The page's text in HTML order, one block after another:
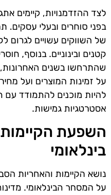
לצד ההזדמנויות, קיימים
בפני סוחרים ובעלי עסקים.
של השווקים עשויים לגרום
קטנים ובינוניים. בנוסף,
שהתרחשו בשנים האחרונות,
על זמינות המוצרים ועל
להיות מוכנים להתמודד עם
אסטרטגיות גמישות.
השפעת
בינלאומי
נושא הקיימות והאחריות
על המסחר הבינלאומי.